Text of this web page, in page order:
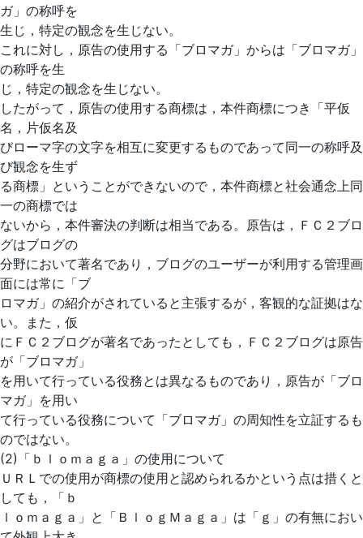
ガ」の称呼を
生じ，特定の観念を生じない。
これに対し，原告の使用する「ブロマガ」からは「ブロマガ」
の称呼を生
じ，特定の観念を生じない。
したがって，原告の使用する商標は，本件商標につき「平仮
名，片仮名及
びローマ字の文字を相互に変更するものであって同一の称呼及
び観念を生ず
る商標」ということができないので，本件商標と社会通念上同
一の商標では
ないから，本件審決の判断は相当である。原告は，ＦＣ２ブロ
グはブログの
分野において著名であり，ブログのユーザーが利用する管理画
面には常に「ブ
ロマガ」の紹介がされていると主張するが，客観的な証拠はな
い。また，仮
にＦＣ２ブログが著名であったとしても，ＦＣ２ブログは原告
が「ブロマガ」
を用いて行っている役務とは異なるものであり，原告が「ブロ
マガ」を用い
て行っている役務について「ブロマガ」の周知性を立証するも
のではない。
(2)「ｂｌｏｍａｇａ」の使用について
ＵＲＬでの使用が商標の使用と認められるかという点は措くと
しても，「ｂ
ｌｏｍａｇａ」と「ＢｌｏｇＭａｇａ」は「ｇ」の有無におい